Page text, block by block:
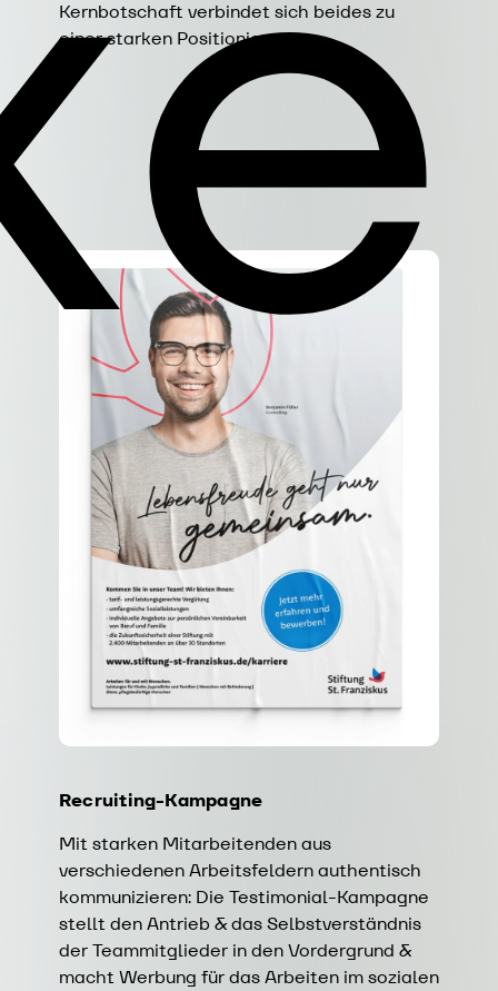
Kernbotschaft verbindet sich beides zu
einer starken Positionierung.
Recruiting-Kampagne
Mit starken Mitarbeitenden aus
verschiedenen Arbeitsfeldern authentisch
kommunizieren: Die Testimonial-Kampagne
stellt den Antrieb & das Selbstverständnis
der Teammitglieder in den Vordergrund &
macht Werbung für das Arbeiten im sozialen